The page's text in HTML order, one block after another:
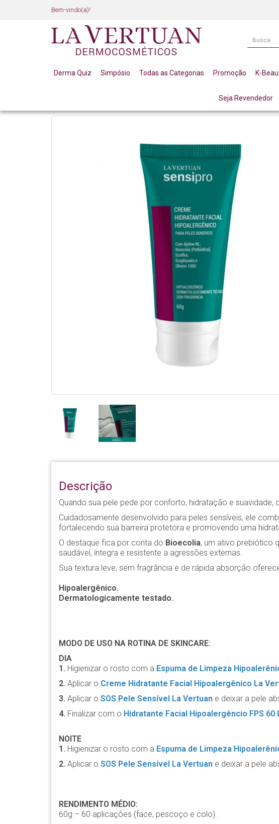
Bem-vindo(a)!
Derma Quiz Simpósio Todas as Categorias Promoção K-
Seja Revendedor
ROSÁCEA, DERMATITE E PELES ALÉRGICAS CREME
Descrição
Quando sua pele pede por conforto, hidratação e
Cuidadosamente desenvolvido para peles sensíveis, ele
fortalecendo sua barreira protetora e promovendo uma
O destaque fica por conta do Bioecolia, um ativo prebiótico
saudável, íntegra e resistente a agressões externas.
Sua textura leve, sem fragrância e de rápida absorção
Hipoalergênico.
Dermatologicamente testado.
MODO DE USO NA ROTINA DE SKINCARE:
DIA
1. Higienizar o rosto com a Espuma de Limpeza
2. Aplicar o Creme Hidratante Facial Hipoalergênico La
3. Aplicar o SOS Pele Sensível La Vertuan e deixar a pele
4. Finalizar com o Hidratante Facial Hipoalergêncio FPS 60
NOITE
1. Higienizar o rosto com a Espuma de Limpeza
2. Aplicar o SOS Pele Sensível La Vertuan e deixar a pele
RENDIMENTO MÉDIO:
60g – 60 aplicações (face, pescoço e colo).